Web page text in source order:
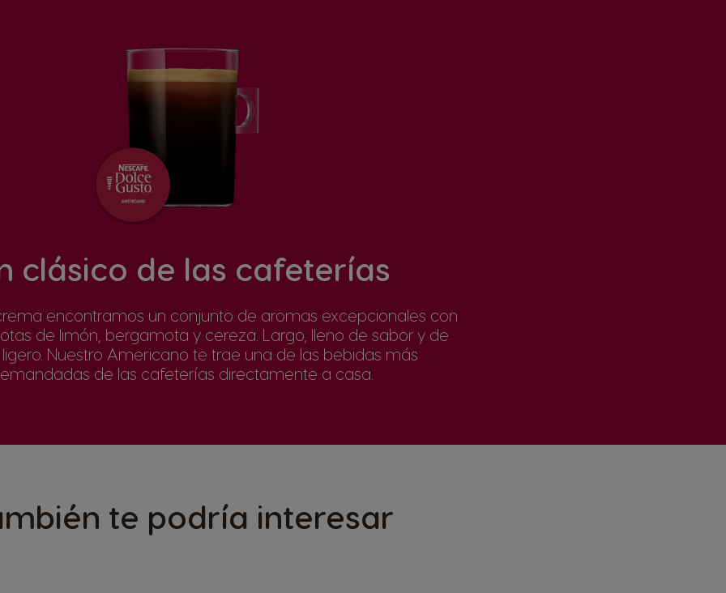
clásico de las cafeterías
encontramos un conjunto de aromas excepcionales con
de limón, bergamota y cereza. Largo, lleno de sabor y de
Nuestro Americano te trae una de las bebidas más
de las cafeterías directamente a casa.
te podría interesar